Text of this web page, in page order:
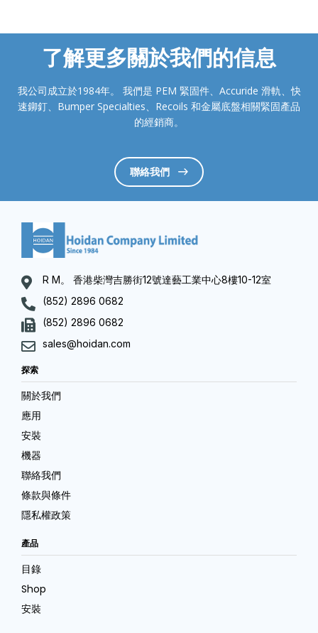
了解更多關於我們的信息
我公司成立於1984年。 我們是 PEM 緊固件、Accuride 滑軌、快
速鉚釘、Bumper Specialties、Recoils 和金屬底盤相關緊固產品
的經銷商。
聯絡我們
R M。 香港柴灣吉勝街12號達藝工業中心8樓10-12室
(852) 2896 0682
(852) 2896 0682
sales@hoidan.com
探索
關於我們
應用
安裝
機器
聯絡我們
條款與條件
隱私權政策
產品
目錄
Shop
安裝